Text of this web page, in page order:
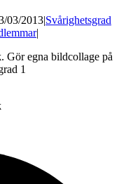
03/2013|Svårighetsgrad
|
Gör egna bildcollage på
1